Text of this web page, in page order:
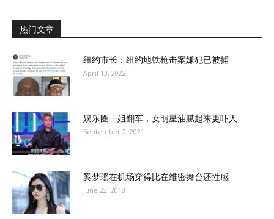
热门文章
纽约市长：纽约地铁枪击案嫌犯已被捕
April 13, 2022
娱乐圈一姐翻车，女明星油腻起来更吓人
September 2, 2021
奚梦瑶在机场穿得比在维密舞台还性感
June 22, 2018